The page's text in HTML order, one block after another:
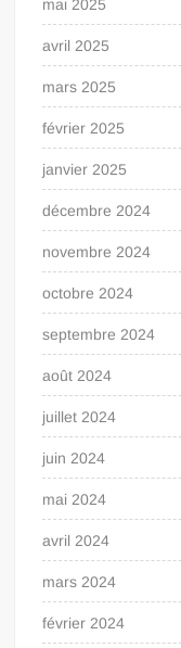
mai 2025
avril 2025
mars 2025
février 2025
janvier 2025
décembre 2024
novembre 2024
octobre 2024
septembre 2024
août 2024
juillet 2024
juin 2024
mai 2024
avril 2024
mars 2024
février 2024